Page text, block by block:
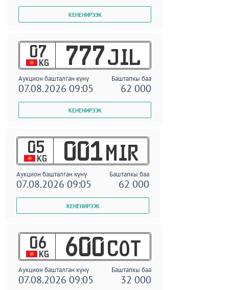
07
KG 777 JIL
Аукцион башталган күнү Баштапкы баа
07.08.2026 09:05 62 000
05
KG 001 MIR
Аукцион башталган күнү Баштапкы баа
07.08.2026 09:05 62 000
06
KG 600 COT
Аукцион башталган күнү Баштапкы баа
07.08.2026 09:05 32 000